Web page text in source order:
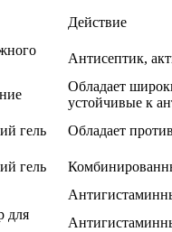
Действие
Антисептик,
Обладает
устойчивые к
гель
Обладает
гель
для